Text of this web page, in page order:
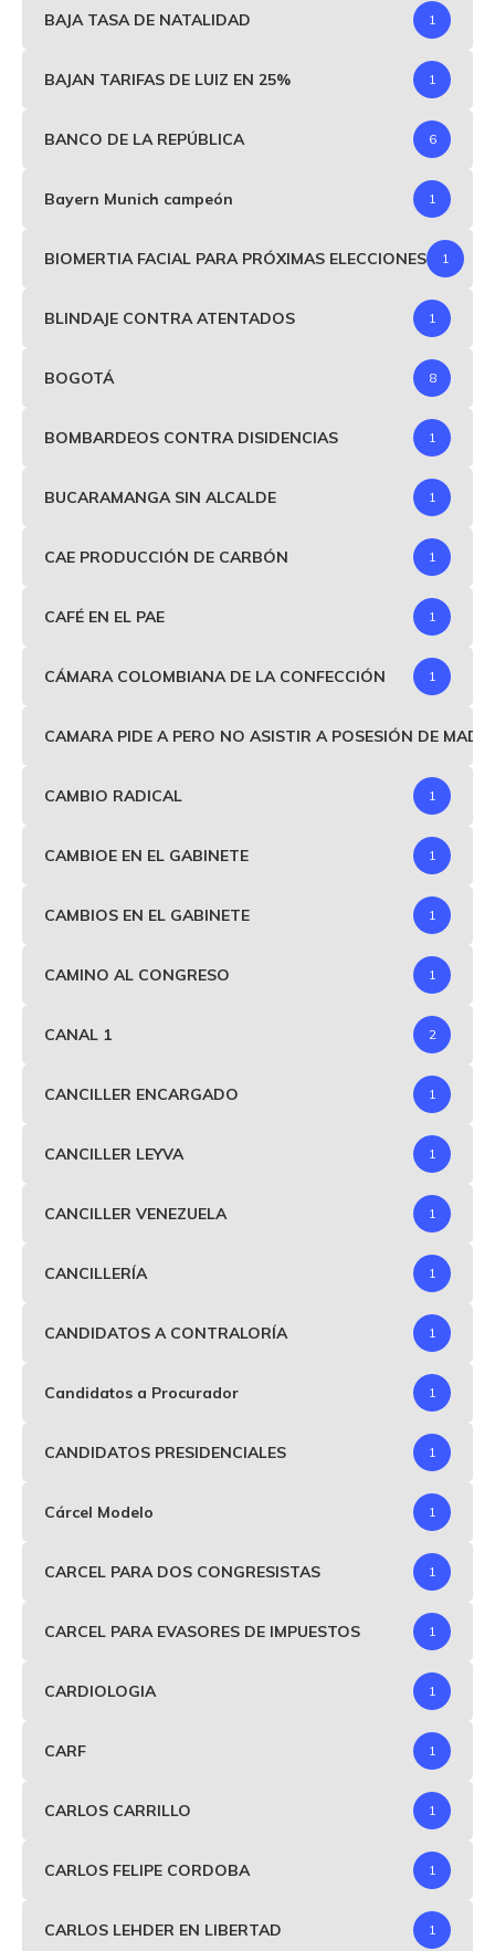
BAJA TASA DE NATALIDAD 1
BAJAN TARIFAS DE LUIZ EN 25% 1
BANCO DE LA REPÚBLICA 6
Bayern Munich campeón 1
BIOMERTIA FACIAL PARA PRÓXIMAS ELECCIONES 1
BLINDAJE CONTRA ATENTADOS 1
BOGOTÁ 8
BOMBARDEOS CONTRA DISIDENCIAS 1
BUCARAMANGA SIN ALCALDE 1
CAE PRODUCCIÓN DE CARBÓN 1
CAFÉ EN EL PAE 1
CÁMARA COLOMBIANA DE LA CONFECCIÓN 1
CAMARA PIDE A PERO NO ASISTIR A POSESIÓN DE
CAMBIO RADICAL 1
CAMBIOE EN EL GABINETE 1
CAMBIOS EN EL GABINETE 1
CAMINO AL CONGRESO 1
CANAL 1 2
CANCILLER ENCARGADO 1
CANCILLER LEYVA 1
CANCILLER VENEZUELA 1
CANCILLERÍA 1
CANDIDATOS A CONTRALORÍA 1
Candidatos a Procurador 1
CANDIDATOS PRESIDENCIALES 1
Cárcel Modelo 1
CARCEL PARA DOS CONGRESISTAS 1
CARCEL PARA EVASORES DE IMPUESTOS 1
CARDIOLOGIA 1
CARF 1
CARLOS CARRILLO 1
CARLOS FELIPE CORDOBA 1
CARLOS LEHDER EN LIBERTAD 1